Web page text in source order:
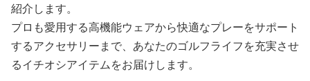
紹介します。
プロも愛用する高機能ウェアから快適なプレーをサポート
するアクセサリーまで、あなたのゴルフライフを充実させ
るイチオシアイテムをお届けします。